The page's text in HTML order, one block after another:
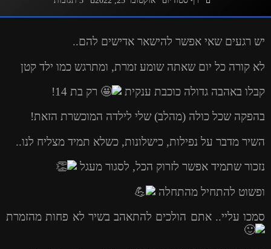
יש רגעים שאי אפשר להישאר אדישים להם..
לא קורה כל יום שאתה שומע זמרת, ומתרגש כמו ילד קטן
קבלו באהבה גדולה כוכבת ענקית
רק בת 14!
בהפקה שכל כולה (מהלב) שלי לילדה המוכשרת הזאת!
השיר מדבר על נפילות, כישלונות, כשלא תמיד מצליח לנו..
נזכור שתמיד אפשר לזרוק הכל, לסגור מעגל
ופשוט להתחיל מהתחלה
סמכו עליי.. אתם הולכים להתאהב בשיר לא פחות מהזמרת